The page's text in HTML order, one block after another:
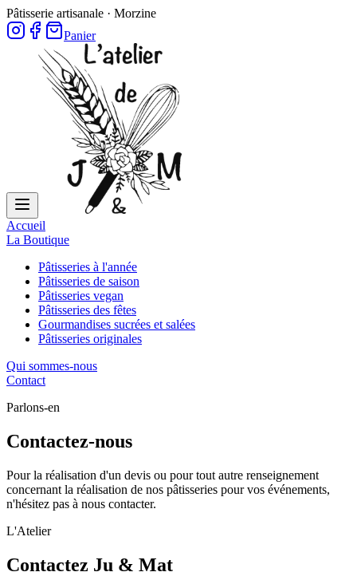
Pâtisserie artisanale · Morzine
Panier
Accueil
La Boutique
Pâtisseries à l'année
Pâtisseries de saison
Pâtisseries vegan
Pâtisseries des fêtes
Gourmandises sucrées et salées
Pâtisseries originales
Qui sommes-nous
Contact
Parlons-en
Contactez-nous
Pour la réalisation d'un devis ou pour tout autre renseignement
concernant la réalisation de nos pâtisseries pour vos événements,
n'hésitez pas à nous contacter.
L'Atelier
Contactez Ju & Mat